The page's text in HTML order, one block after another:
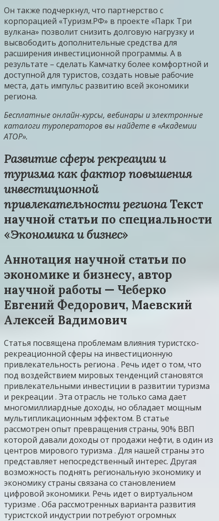
Он также подчеркнул, что партнерство с
корпорацией «Туризм.РФ» в проекте «Парк Три
вулкана» позволит снизить долговую нагрузку и
высвободить дополнительные средства для
расширения инвестиционной программы. А в
результате – сделать Камчатку более комфортной и
доступной для туристов, создать новые рабочие
места, дать импульс развитию всей экономики
региона.
Бесплатные онлайн-курсы, вебинары и электронные
каталоги туроператоров вы найдете в «Академии
АТОР».
Развитие сферы рекреации и
туризма как фактор повышения
инвестиционной
привлекательности регионаТекст
научной статьи по специальности
«Экономика и бизнес»
Аннотация научной статьи по
экономике и бизнесу, автор
научной работы — Чеберко
Евгений Федорович, Маевский
Алексей Вадимович
Статья посвящена проблемам влияния туристско-
рекреационной сферы на инвестиционную
привлекательность региона . Речь идет о том, что
под воздействием мировых тенденций становятся
привлекательными инвестиции в развитии туризма
и рекреации . Эта отрасль не только сама дает
многомиллиардные доходы, но обладает мощным
мультипликационным эффектом. В статье
рассмотрен опыт превращения страны, 90% ВВП
которой давали доходы от продажи нефти, в один из
центров мирового туризма . Для нашей страны это
представляет непосредственный интерес. Другая
возможность поднять региональную экономику и
экономику страны связана со становлением
цифровой экономики. Речь идет о виртуальном
туризме . Оба рассмотренных варианта развития
туристской индустрии потребуют огромных